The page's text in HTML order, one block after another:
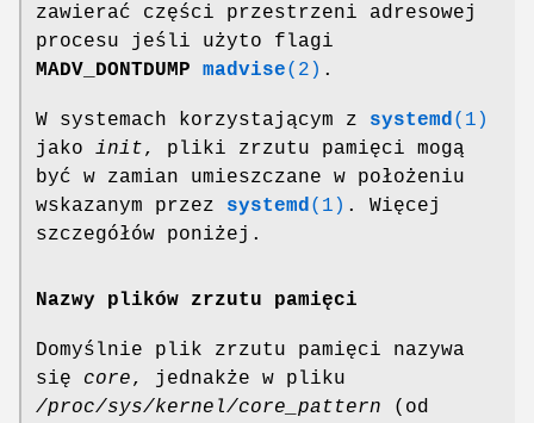
zawierać części przestrzeni adresowej
procesu jeśli użyto flagi
MADV_DONTDUMP
madvise(2) .
W systemach korzystającym z systemd(1)
jako init, pliki zrzutu pamięci mogą
być w zamian umieszczane w położeniu
wskazanym przez systemd(1) . Więcej
szczegółów poniżej.
Nazwy plików zrzutu pamięci
Domyślnie plik zrzutu pamięci nazywa
się core, jednakże w pliku
/proc/sys/kernel/core_pattern (od